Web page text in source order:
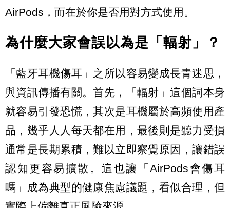
AirPods，而在於你是否用對方式使用。
為什麼大家會誤以為是「輻射」？
「藍牙耳機傷耳」之所以容易變成長青迷思，
與資訊傳播有關。首先，「輻射」這個詞本身
就容易引發恐慌，其次是耳機屬於高頻使用產
品，幾乎人人每天都在用，最後則是聽力受損
通常是長期累積，難以立即察覺原因，讓錯誤
認知更容易擴散。這也讓「AirPods會傷耳
嗎」成為典型的健康焦慮議題，看似合理，但